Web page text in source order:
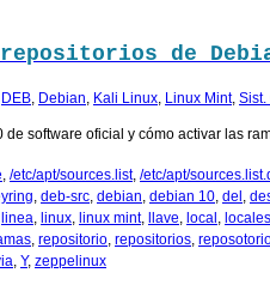
de
DEB Debian Kali Linux Linux Mint, Sist.
software oficial y cómo activar las
/etc/apt/sources.list, /etc/apt/
deb-src debian debian 10 del
linea linux linux mint, llave local locales
repositorio repositorios
Y, zeppelinux